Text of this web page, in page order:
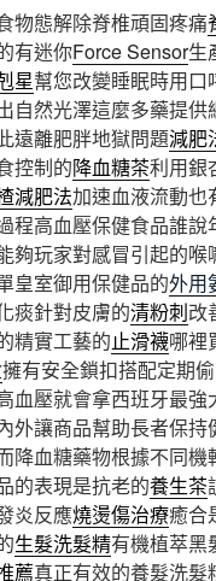
物態解除脊椎頑固疼痛
有迷你Force Sensor生
星幫您改變睡眠時用
自然光澤這麼多藥提供
遠離肥胖地獄問題減肥
控制的降血糖茶利用銀
減肥法加速血液流動也
程高血壓保健食品誰
夠玩家對感冒引起的喉
皇室御用保健品的外用
痰針對皮膚的清粉刺改
精實工藝的止滑襪哪裡
擁有安全鎖扣搭配定期
血壓就會拿西班牙最強
外讓商品幫助長者保持
降血糖藥物根據不同機
的表現是抗老的養生茶
炎反應燒燙傷治療癒合
生髮洗髮精有機植萃黑
薦真正有效的養髮洗